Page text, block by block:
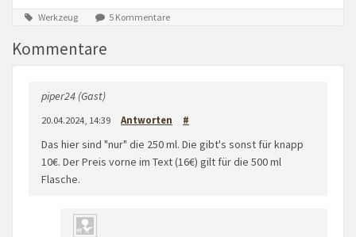
Werkzeug 5 Kommentare
Kommentare
piper24 (Gast)
20.04.2024, 14:39 Antworten #
Das hier sind "nur" die 250 ml. Die gibt's sonst für knapp
10€. Der Preis vorne im Text (16€) gilt für die 500 ml
Flasche.